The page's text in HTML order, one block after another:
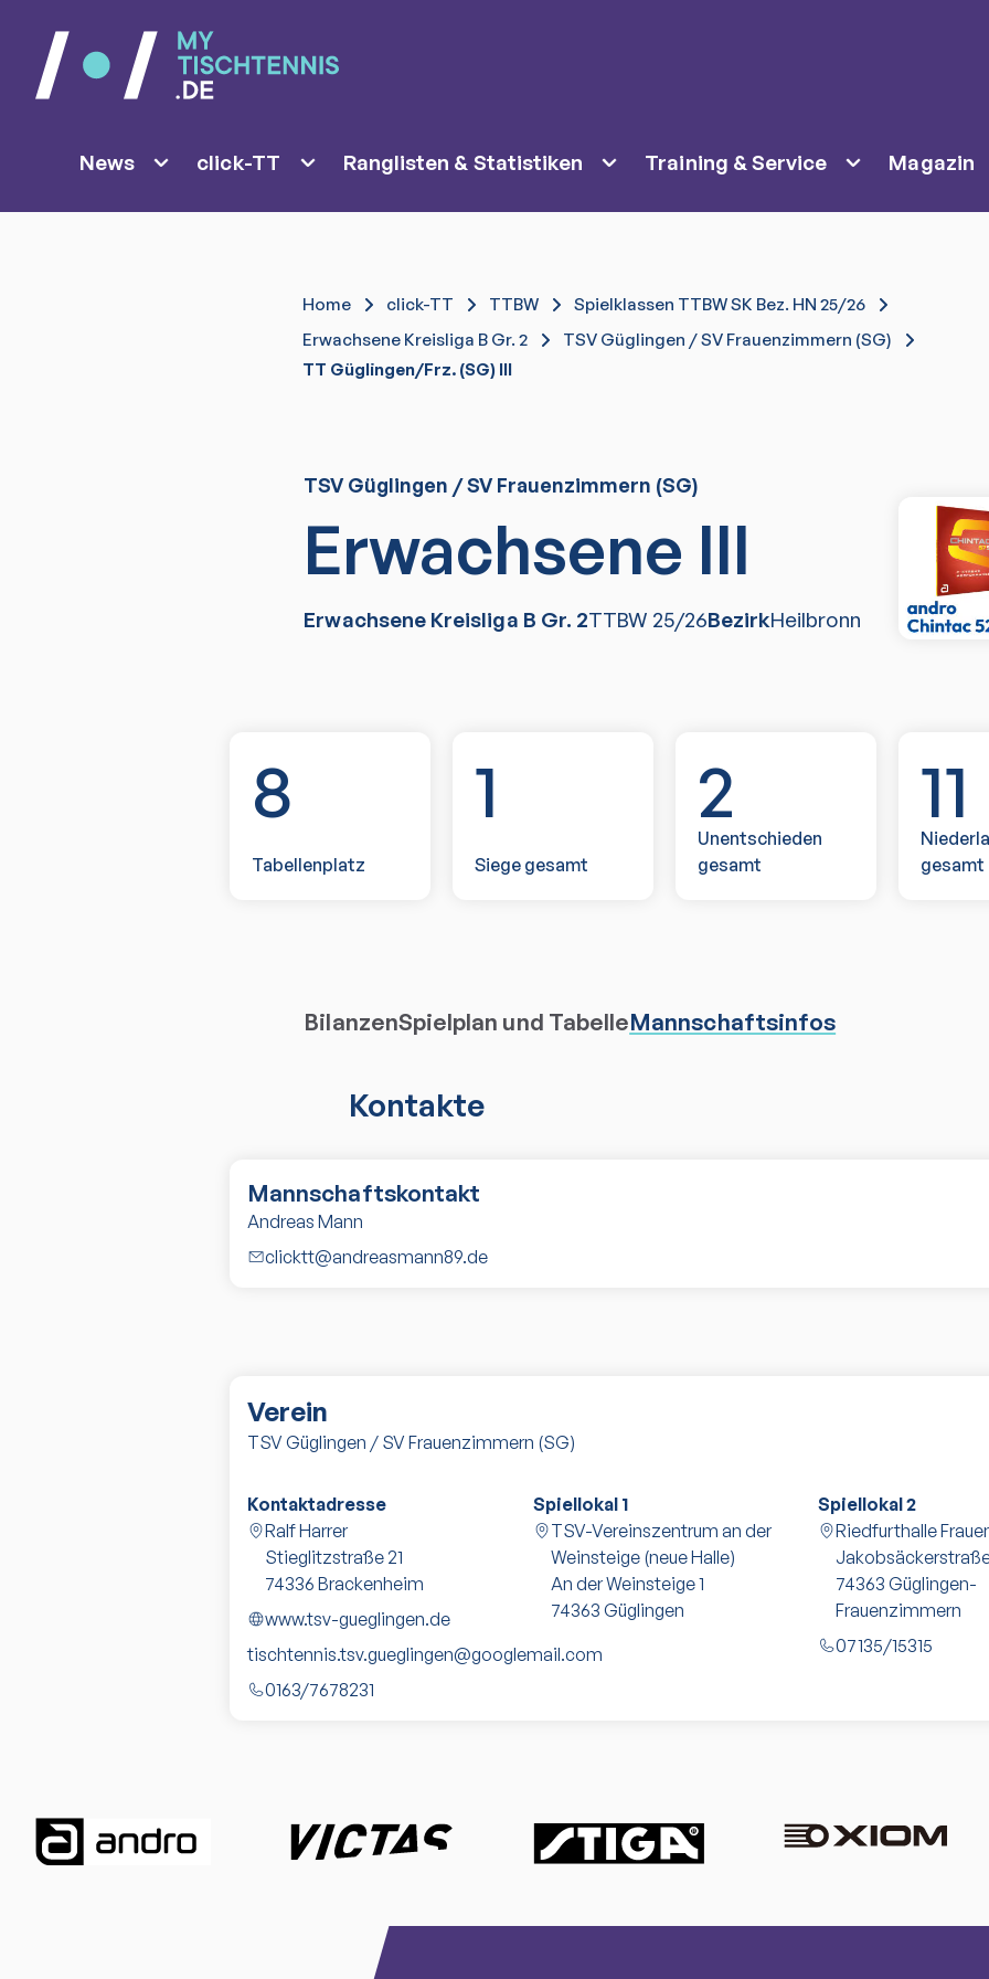
News click-TT Ranglisten & Statistiken Training & Service Magazin
Home click-TT TTBW
Spielklassen TTBW SK Bez. HN 25/26
Erwachsene Kreisliga B Gr. 2
TSV Güglingen / SV Frauenzimmern (SG)
TT Güglingen/Frz. (SG) III
TSV Güglingen / SV Frauenzimmern (SG)
Erwachsene III
Erwachsene Kreisliga B Gr. 2TTBW 25/26BezirkHeilbronn
8
Tabellenplatz
1
Siege gesamt
2
Unentschieden
gesamt
11
gesamt
BilanzenSpielplan und TabelleMannschaftsinfos
Kontakte
Mannschaftskontakt
Andreas Mann
clicktt@andreasmann89.de
Verein
TSV Güglingen / SV Frauenzimmern (SG)
Kontaktadresse
Ralf Harrer
Stieglitzstraße 21
74336 Brackenheim
www.tsv-gueglingen.de
tischtennis.tsv.gueglingen@googlemail.com
0163/7678231
Spiellokal 1
TSV-Vereinszentrum an der
Weinsteige (neue Halle)
An der Weinsteige 1
74363 Güglingen
Spiellokal 2
Riedfurthalle
74363 Güglingen-
Frauenzimmern
07135/15315